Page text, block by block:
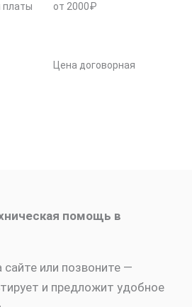
платы от 2000₽
Цена договорная
помощь в
сайте или позвоните —
и предложит удобное